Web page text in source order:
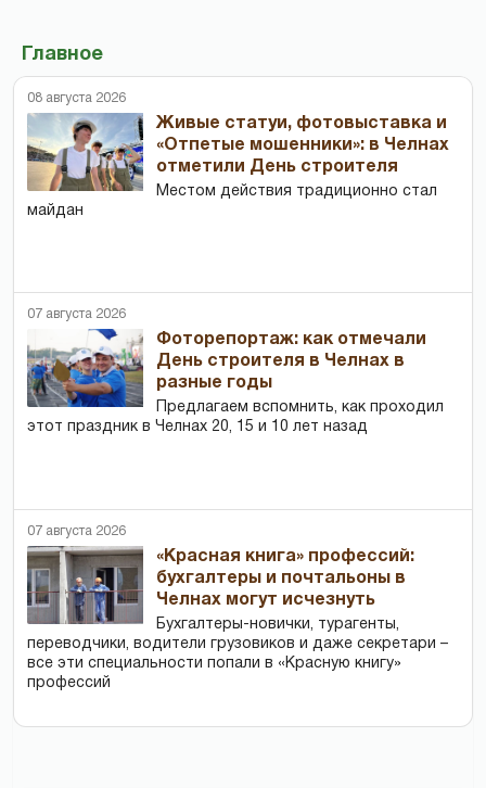
Главное
08 августа 2026
Живые статуи, фотовыставка и
«Отпетые мошенники»: в Челнах
отметили День строителя
Местом действия традиционно стал
майдан
07 августа 2026
Фоторепортаж: как отмечали
День строителя в Челнах в
разные годы
Предлагаем вспомнить, как проходил
этот праздник в Челнах 20, 15 и 10 лет назад
07 августа 2026
«Красная книга» профессий:
бухгалтеры и почтальоны в
Челнах могут исчезнуть
Бухгалтеры-новички, тур­агенты,
переводчики, водители грузовиков и даже секретари –
все эти специальности попали в «Красную книгу»
профессий